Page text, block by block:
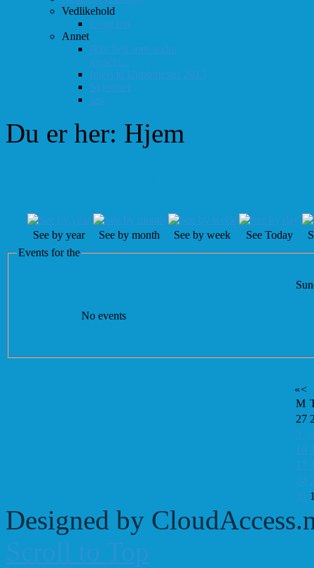
Vedlikehold
Logg inn
Annet
Ikke helt som andre
muséer...
Intervju klubbmester 2013
Skjemaer
test
Du er her: Hjem
See by year See by month See by week See Today
Events for the
No events
«<
M
27
3
10
17
24
31
Designed by
Scroll to Top